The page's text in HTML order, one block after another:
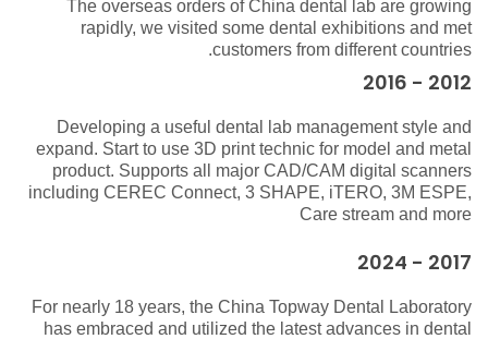
The overseas orders of China dental lab are growing
rapidly, we visited some dental exhibitions and met
customers from different countries.
2012 - 2016
Developing a useful dental lab management style and
expand. Start to use 3D print technic for model and metal
product. Supports all major CAD/CAM digital scanners
including CEREC Connect, 3 SHAPE, iTERO, 3M ESPE,
Care stream and more
2017 - 2024
For nearly 18 years, the China Topway Dental Laboratory
has embraced and utilized the latest advances in dental